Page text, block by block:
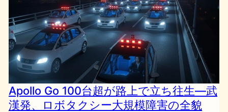
Apollo Go 100台超が路上で立ち往生—武
漢発、ロボタクシー大規模障害の全貌